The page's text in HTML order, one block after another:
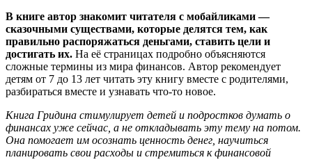
В книге автор знакомит читателя с мобайликами —
сказочными существами, которые делятся тем, как
правильно распоряжаться деньгами, ставить цели и
достигать их. На её страницах подробно объясняются
сложные термины из мира финансов. Автор рекомендует
детям от 7 до 13 лет читать эту книгу вместе с родителями,
разбираться вместе и узнавать что-то новое.
Книга Гридина стимулирует детей и подростков думать о
финансах уже сейчас, а не откладывать эту тему на потом.
Она помогает им осознать ценность денег, научиться
планировать свои расходы и стремиться к финансовой